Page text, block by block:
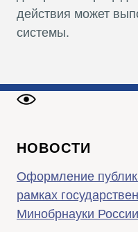
действия может
системы.
НОВОСТИ
Оформление
рамках
Минобрнауки России